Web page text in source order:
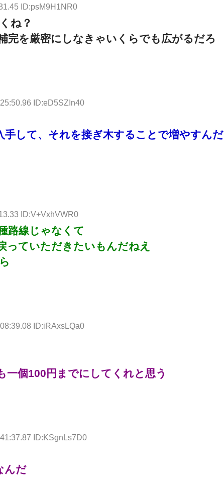
ID:psM9H1NR0
ね？
完を厳密にしなきゃいくらでも広がるだろ
ID:eD5SZIn40
手して、それを接ぎ木することで増やすんだ
ID:V+VxhVWR0
路線じゃなくて
っていただきたいもんだねえ
ID:iRAxsLQa0
一個100円までにしてくれと思う
ID:KSgnLs7D0
んだ